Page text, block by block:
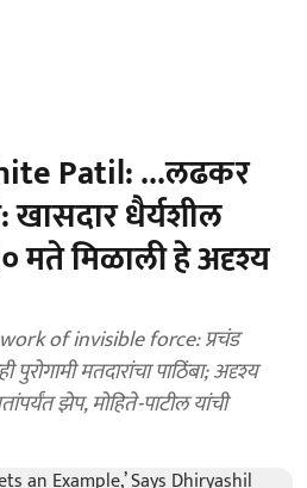
Patil: ...लढकर
खासदार धैर्यशील
मते मिळाली हे अदृश्‍य
of invisible force: प्रचंड
पुरोगामी मतदारांचा पाठिंबा; अदृश्य
झेप, मोहिते-पाटील यांची